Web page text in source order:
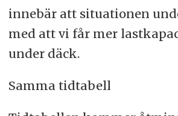
innebär att situationen
med att vi får mer
under däck.
Samma tidtabell